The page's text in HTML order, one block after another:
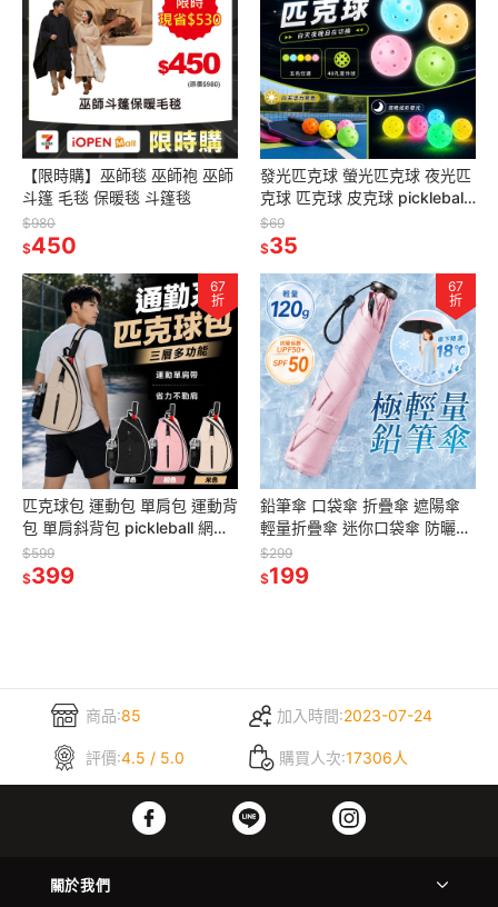
【限時購】巫師毯 巫師袍 巫師
斗篷 毛毯 保暖毯 斗篷毯
$980
$450
發光匹克球 螢光匹克球 夜光匹
克球 匹克球 皮克球 pickleball
40孔匹克球 室外匹克球
$69
$35
67
折
匹克球包 運動包 單肩包 運動背
包 單肩斜背包 pickleball 網球
包 羽毛球包
$599
$399
67
折
鉛筆傘 口袋傘 折疊傘 遮陽傘
輕量折疊傘 迷你口袋傘 防曬雨
傘 羽毛傘 防曬傘 迷你傘 摺疊
傘
$299
$199
商品:85 加入時間:2023-07-24
評價:4.5 / 5.0 購買人次:17306人
關於我們